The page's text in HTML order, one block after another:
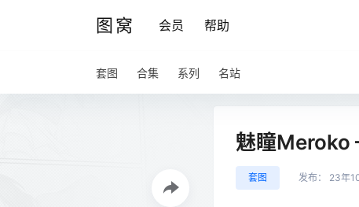
图窝 会员 帮助
套图 合集 系列 名站
魅瞳Meroko
套图 发布： 23年